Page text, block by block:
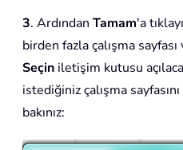
3. Ardından Tamam'a
birden fazla çalışma sayfası
Seçin iletişim kutusu
istediğiniz çalışma
bakınız: